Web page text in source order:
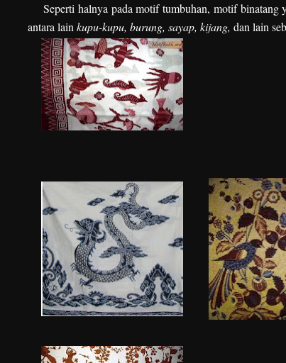
Seperti halnya pada motif tumbuhan, motif binatang
antara lain kupu-kupu, burung, sayap, kijang, dan lain